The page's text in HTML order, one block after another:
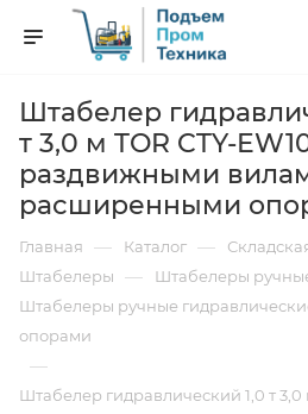
Штабелер
т 3,0 м TOR CTY-
раздвижными
расширенными
Главная — Каталог —
Штабелеры — Штабелеры
Штабелеры ручные
опорами
—
Штабелер гидравлический 1,0 т 3,0